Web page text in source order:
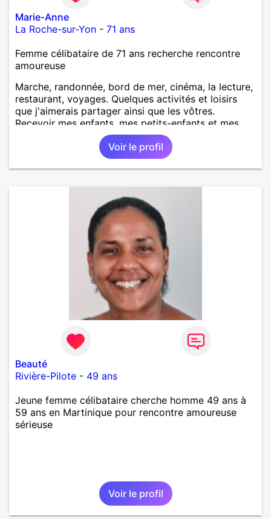
Marie-Anne
La Roche-sur-Yon - 71 ans
Femme célibataire de 71 ans recherche rencontre
amoureuse
Marche, randonnée, bord de mer, cinéma, la lecture,
restaurant, voyages. Quelques activités et loisirs
que j'aimerais partager ainsi que les vôtres.
Recevoir mes enfants, mes petits-enfants et mes
amis. Bénévolat auprès des enfants à l’école, pour le
cinéma indépendant... Se rencontrer, être à l’écoute,
échanger avec une personne de confiance, pour une
vie de partage, de tendresse. Les voyages et où
dehors des sentiers battus me raviraient. Je
m'engage à répondre à votre message. Au plaisir de
Voir le profil
Beauté
Rivière-Pilote - 49 ans
Jeune femme célibataire cherche homme 49 ans à
59 ans en Martinique pour rencontre amoureuse
sérieuse
Voir le profil